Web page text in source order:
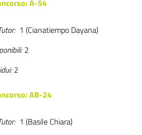
A-54
1 (Cianatiempo Dayana)
2
2
AB-24
1 (Basile Chiara)